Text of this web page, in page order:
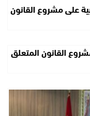
على مشروع القانون
القانون المتعلق